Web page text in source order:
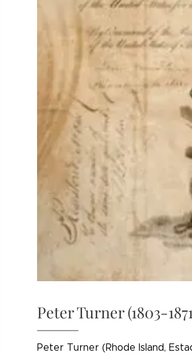
Peter Turner (1803-
Peter Turner (Rhode Island,